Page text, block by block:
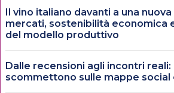
Il vino italiano davanti a una
mercati, sostenibilità economica
del modello produttivo
Dalle recensioni agli incontri
scommettono sulle mappe social